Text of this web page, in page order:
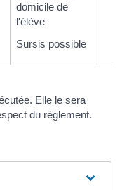
domicile de
l'élève
Sursis possible
Elle le sera
du règlement.